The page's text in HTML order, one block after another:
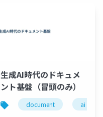
生成AI時代のドキュメ
ント基盤（冒頭のみ）
document ai